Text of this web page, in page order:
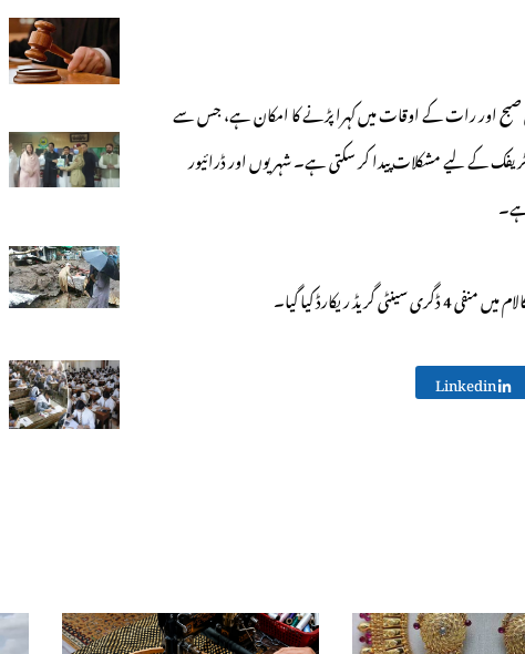
صبح اور رات کے اوقات میں کہرا پڑنے کا امکان ہے، جس سے
ٹریفک کے لیے مشکلات پیدا کر سکتی ہے۔ شہریوں اور ڈرائیور
کیا گیا۔
Linkedin